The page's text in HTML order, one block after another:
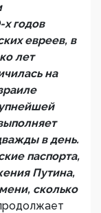
годов
евреев, в
лет
на
в день.
паспорта,
Путина,
сколько